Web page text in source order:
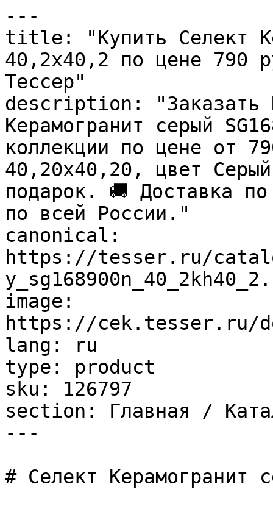
---
title: "Купить Селект
40,2х40,2 по цене 790
Тессер"
description: "Заказать
Керамогранит серый
коллекции по цене от
40,20x40,20, цвет
подарок. 🚚 Доставка
по всей России."
canonical:
https://tesser.ru/
image:
https://cek.tesser.ru/
lang: ru
type: product
sku: 126797
section: Главная /
---
# Селект Керамогранит